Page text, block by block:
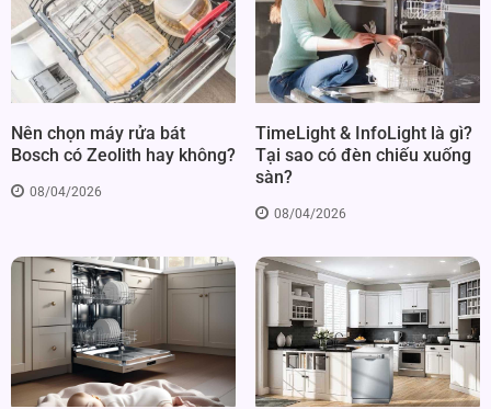
Nên chọn máy rửa bát
Bosch có Zeolith hay không?
08/04/2026
TimeLight & InfoLight là gì?
Tại sao có đèn chiếu xuống
sàn?
08/04/2026